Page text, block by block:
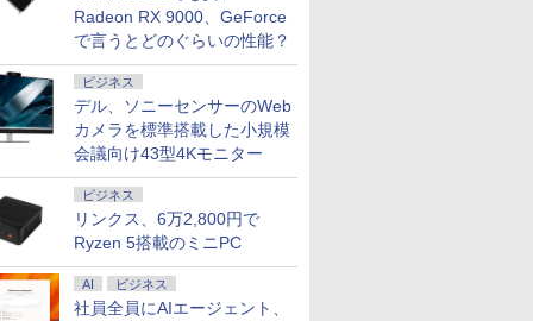
Radeon RX 9000、GeForce
で言うとどのぐらいの性能？
ビジネス
デル、ソニーセンサーのWeb
カメラを標準搭載した小規模
会議向け43型4Kモニター
ビジネス
リンクス、6万2,800円で
Ryzen 5搭載のミニPC
AI ビジネス
社員全員にAIエージェント、